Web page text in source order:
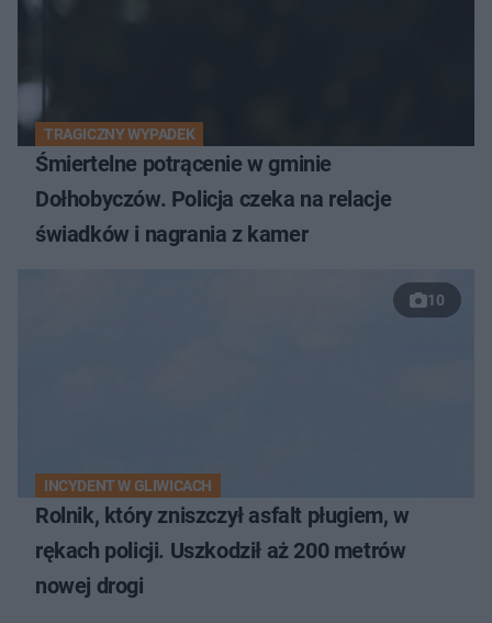
TRAGICZNY WYPADEK
Śmiertelne potrącenie w gminie
Dołhobyczów. Policja czeka na relacje
świadków i nagrania z kamer
10
INCYDENT W GLIWICACH
Rolnik, który zniszczył asfalt pługiem, w
rękach policji. Uszkodził aż 200 metrów
nowej drogi